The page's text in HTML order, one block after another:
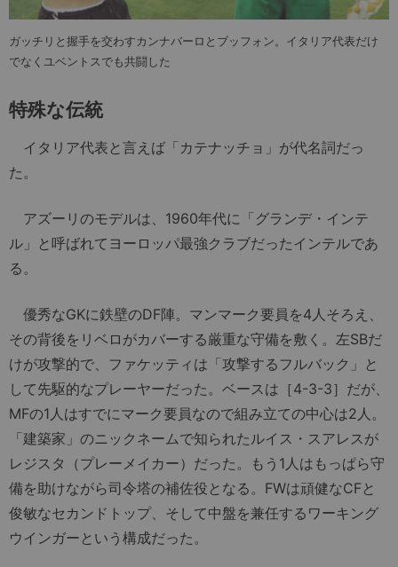
ガッチリと握手を交わすカンナバーロとブッフォン。イタリア代表だけ
でなくユベントスでも共闘した
特殊な伝統
イタリア代表と言えば「カテナッチョ」が代名詞だっ
た。
アズーリのモデルは、1960年代に「グランデ・インテ
ル」と呼ばれてヨーロッパ最強クラブだったインテルであ
る。
優秀なGKに鉄壁のDF陣。マンマーク要員を4人そろえ、
その背後をリベロがカバーする厳重な守備を敷く。左SBだ
けが攻撃的で、ファケッティは「攻撃するフルバック」と
して先駆的なプレーヤーだった。ベースは［4-3-3］だが、
MFの1人はすでにマーク要員なので組み立ての中心は2人。
「建築家」のニックネームで知られたルイス・スアレスが
レジスタ（プレーメイカー）だった。もう1人はもっぱら守
備を助けながら司令塔の補佐役となる。FWは頑健なCFと
俊敏なセカンドトップ、そして中盤を兼任するワーキング
ウインガーという構成だった。